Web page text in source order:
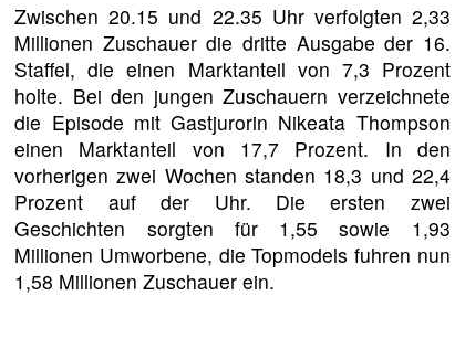
Zwischen 20.15 und 22.35 Uhr verfolgten 2,33
Millionen Zuschauer die dritte Ausgabe der 16.
Staffel, die einen Marktanteil von 7,3 Prozent
holte. Bei den jungen Zuschauern verzeichnete
die Episode mit Gastjurorin Nikeata Thompson
einen Marktanteil von 17,7 Prozent. In den
vorherigen zwei Wochen standen 18,3 und 22,4
Prozent auf der Uhr. Die ersten zwei
Geschichten sorgten für 1,55 sowie 1,93
Millionen Umworbene, die Topmodels fuhren nun
1,58 Millionen Zuschauer ein.